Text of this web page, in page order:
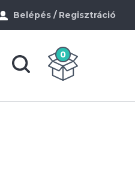
Belépés / Regisztráció
0